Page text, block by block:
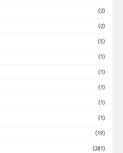
(2)
(2)
(5)
(1)
(1)
(1)
(1)
(1)
(19)
(281)